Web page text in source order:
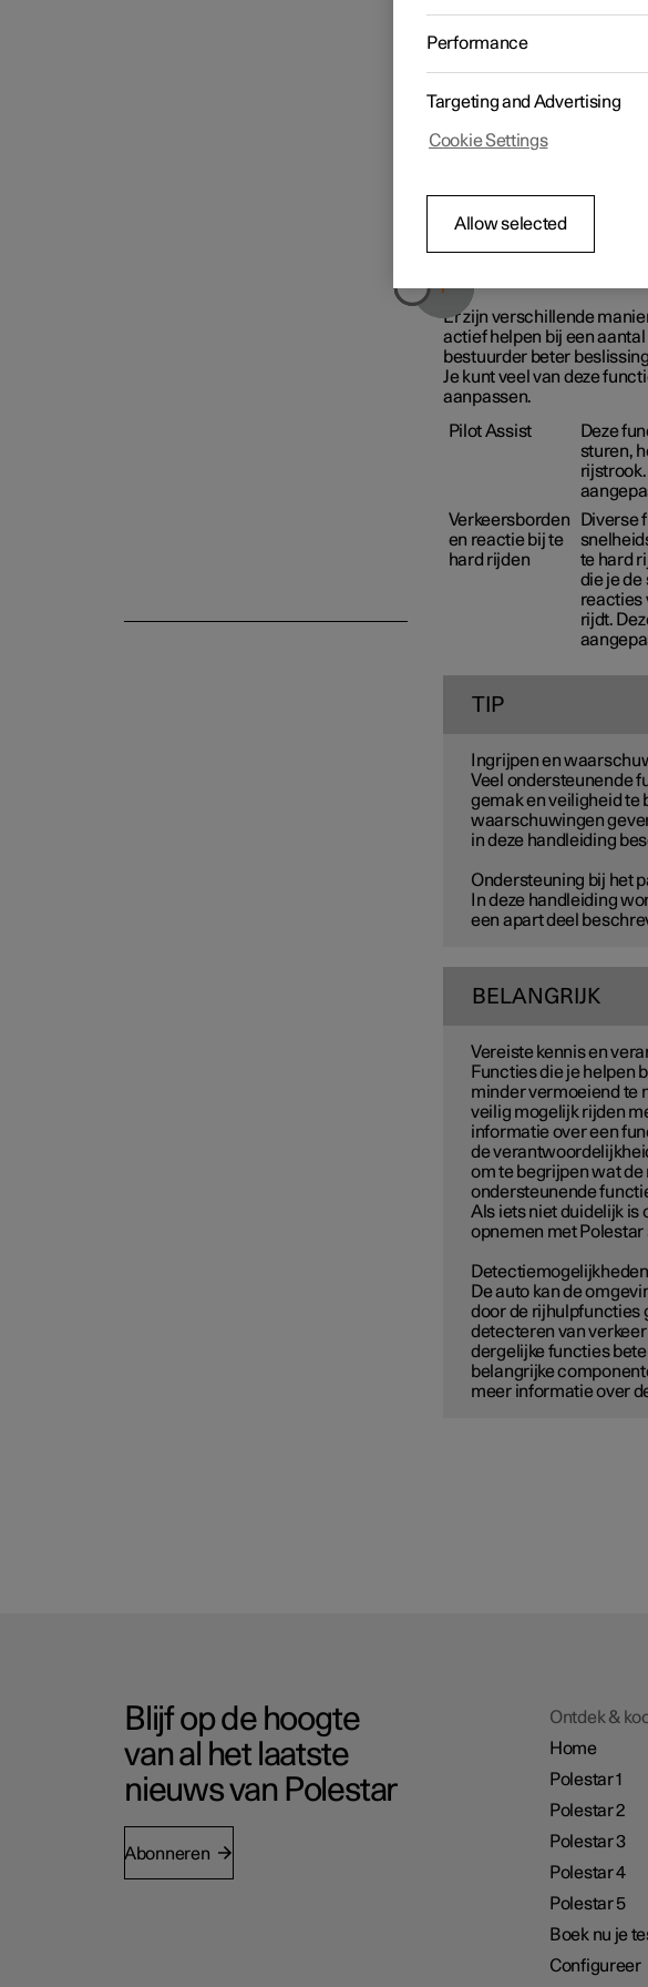
Er zijn verschillende
actief helpen bij een
bestuurder beter
Je kunt veel van deze
aanpassen.
Pilot Assist
Deze
sturen,
Verkeersborden
en reactie bij te
hard rijden
Diverse
te hard
die je
reacties
rijdt.
TIP
Ingrijpen en
Veel ondersteunende
gemak en veiligheid te
waarschuwingen
in deze handleiding
Ondersteuning bij het
In deze handleiding
een apart deel
BELANGRIJK
Vereiste kennis en
Functies die je helpen
minder vermoeiend te
veilig mogelijk rijden
informatie over een
de
om te begrijpen wat
ondersteunende
Als iets niet duidelijk is
opnemen met Polestar
Detectiemogelijkheden
De auto kan de
door de rijhulpfuncties
detecteren van
dergelijke functies
belangrijke
meer informatie over
Blijf op de hoogte
van al het laatste
nieuws van Polestar
Abonneren
Ontdek &
Home
Polestar 1
Polestar 2
Polestar 3
Polestar 4
Polestar 5
Boek nu je
Configureer
Performance
Targeting and Advertising
Cookie Settings
Allow selected